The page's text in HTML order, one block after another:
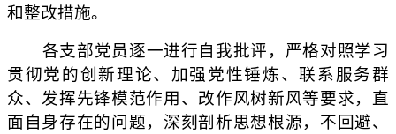
和整改措施。
各支部党员逐一进行自我批评，严格对照学习
贯彻党的创新理论、加强党性锤炼、联系服务群
众、发挥先锋模范作用、改作风树新风等要求，直
面自身存在的问题，深刻剖析思想根源，不回避、